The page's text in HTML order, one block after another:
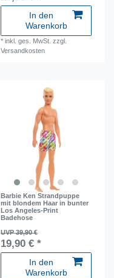
In den
Warenkorb
*inkl. ges. MwSt. zzgl.
Versandkosten
Barbie Ken Strandpuppe
mit blondem Haar in bunter
Los Angeles-Print
Badehose
UVP 39,90 €
19,90 € *
In den
Warenkorb